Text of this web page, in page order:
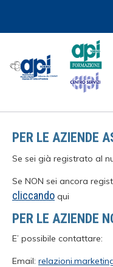
PER LE AZIENDE
Se sei già registrato al
Se NON sei ancora
cliccando qui
PER LE AZIENDE
E’ possibile contattare:
Email: